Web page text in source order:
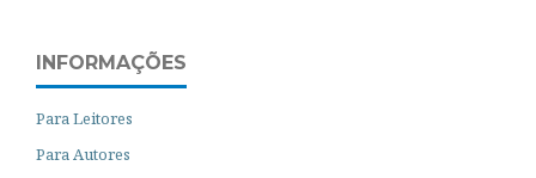
INFORMAÇÕES
Para Leitores
Para Autores